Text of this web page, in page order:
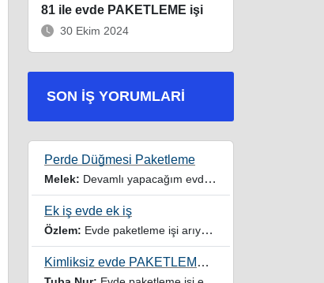
81 ile evde PAKETLEME işi
30 Ekim 2024
SON İŞ YORUMLARI
Perde Düğmesi Paketleme
Melek: Devamlı yapacağım evde iş imkanı istiyorum
Ek iş evde ek iş
Özlem: Evde paketleme işi arıyorum yardımcı olur musunuz
Kimliksiz evde PAKETLEME işi